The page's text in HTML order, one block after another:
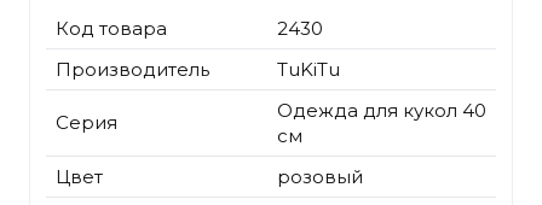
Код товара
2430
Производитель
TuKiTu
Серия
Одежда для кукол 40
см
Цвет
розовый